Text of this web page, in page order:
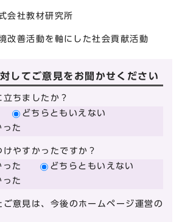
社教材研究所
善活動を軸にした社会貢献活動
してご意見をお聞かせください
ちましたか？
どちらともいえない
た
やすかったですか？
った
どちらともいえない
った
ご意見は、今後のホームページ運営の